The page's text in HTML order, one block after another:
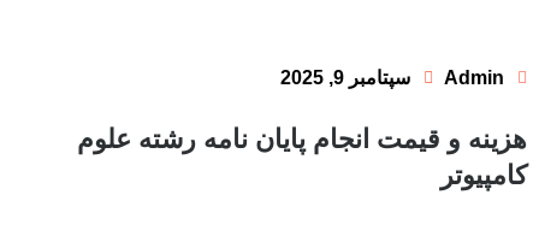
Admin سپتامبر 9, 2025
هزینه و قیمت انجام پایان نامه رشته علوم
کامپیوتر